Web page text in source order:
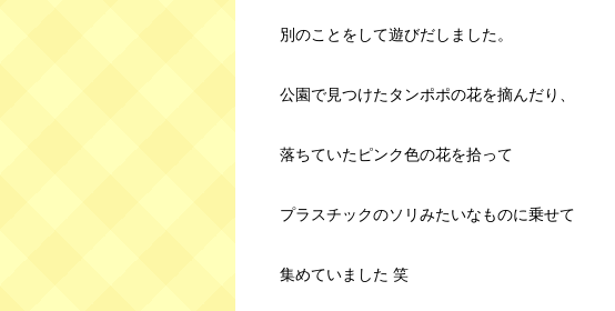
別のことをして遊びだしました。
公園で見つけたタンポポの花を摘んだり、
落ちていたピンク色の花を拾って
プラスチックのソリみたいなものに乗せて
集めていました 笑